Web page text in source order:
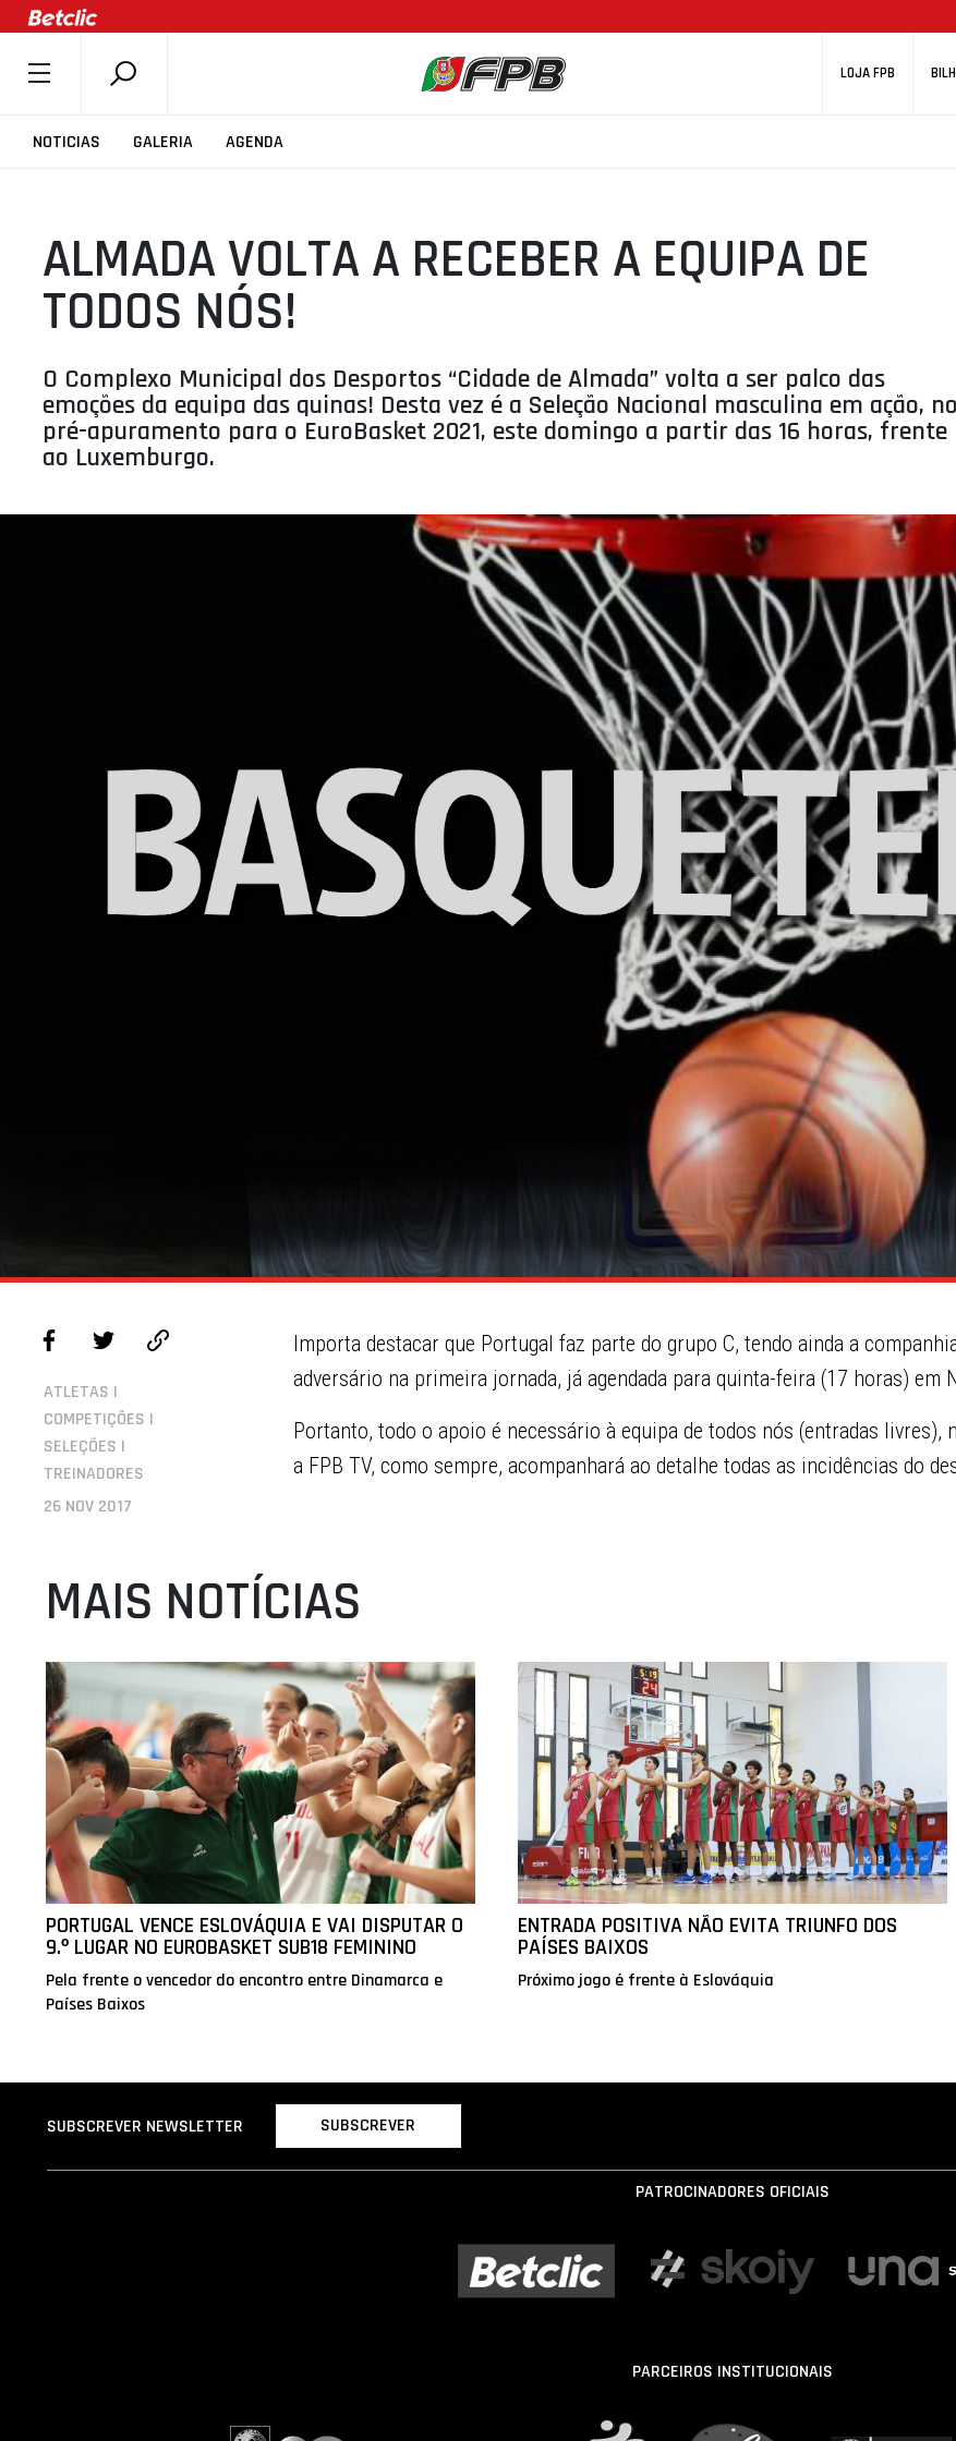
LOJA FPB
NOTICIAS GALERIA AGENDA
SOBRE A FPB
COMPETIÇÕES
ASSOCIAÇÕES
CLUBES
AGENTES
AGENDA
SELEÇÕES
MINIBASQUETE
ÁREA TÉCNICA
ALMADA VOLTA A RECEBER A EQUIPA DE
TODOS NÓS!
O Complexo Municipal dos Desportos “Cidade de Almada” volta a ser palco das
emoções da equipa das quinas! Desta vez é a Seleção Nacional masculina em ação, no
pré-apuramento para o EuroBasket 2021, este domingo a partir das 16 horas, frente
ao Luxemburgo.
ATLETAS |
COMPETIÇÕES |
SELEÇÕES |
TREINADORES
26 NOV 2017
Importa destacar que Portugal faz parte do grupo C, tendo ainda a
adversário na primeira jornada, já agendada para quinta-feira (17 horas) em
Portanto, todo o apoio é necessário à equipa de todos nós (entradas livres),
a FPB TV, como sempre, acompanhará ao detalhe todas as incidências do
MAIS NOTÍCIAS
PORTUGAL VENCE ESLOVÁQUIA E VAI DISPUTAR O
9.º LUGAR NO EUROBASKET SUB18 FEMININO
Pela frente o vencedor do encontro entre Dinamarca e
Países Baixos
ENTRADA POSITIVA NÃO EVITA TRIUNFO DOS
PAÍSES BAIXOS
Próximo jogo é frente à Eslováquia
SUBSCREVER NEWSLETTER SUBSCREVER
PATROCINADORES OFICIAIS
PARCEIROS INSTITUCIONAIS